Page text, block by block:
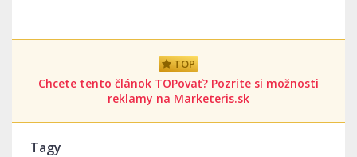
TOP
Chcete tento článok TOPovať? Pozrite si možnosti
reklamy na Marketeris.sk
Tagy